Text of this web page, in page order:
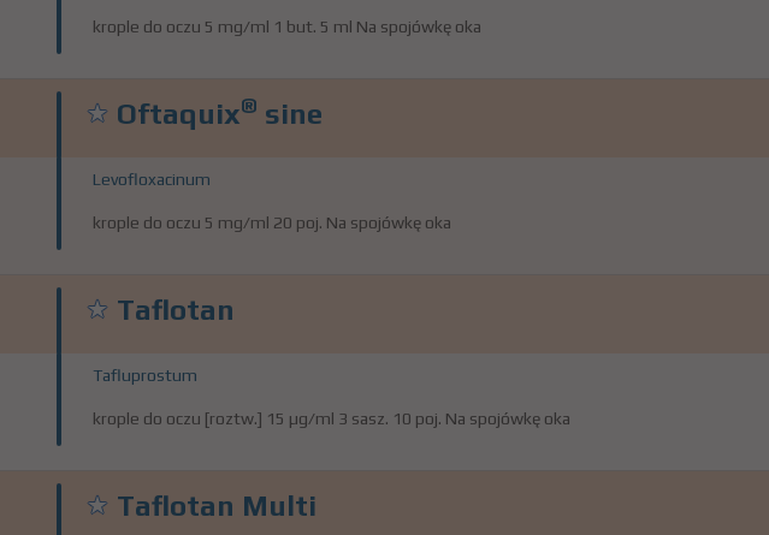
krople do oczu 5 mg/ml 1 but. 5 ml Na spojówkę oka
Oftaquix® sine
Levofloxacinum
krople do oczu 5 mg/ml 20 poj. Na spojówkę oka
Taflotan
Tafluprostum
krople do oczu [roztw.] 15 µg/ml 3 sasz. 10 poj. Na spojówkę oka
Taflotan Multi